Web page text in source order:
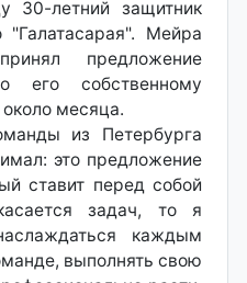
30-летний защитник
Мейра
предложение
его собственному
месяца.
из Петербурга
это предложение
ставит перед собой
задач, то я
каждым
выполнять свою